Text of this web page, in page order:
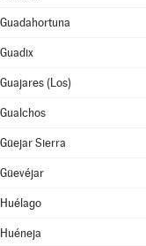
Guadahortuna
Guadix
Guajares (Los)
Gualchos
Güejar Sierra
Güevéjar
Huélago
Huéneja